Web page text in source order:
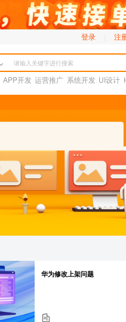
登录 注
APP开发 运营推广 系统开发 UI设计
华为修改上架问题